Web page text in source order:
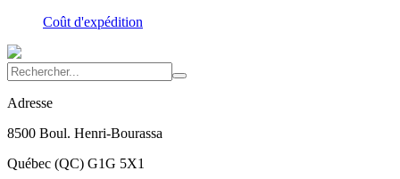
Coût d'expédition
Adresse
8500 Boul. Henri-Bourassa
Québec (QC) G1G 5X1